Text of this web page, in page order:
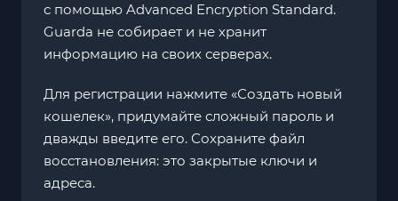
с помощью Advanced Encryption Standard.
Guarda не собирает и не хранит
информацию на своих серверах.
Для регистрации нажмите «Создать новый
кошелек», придумайте сложный пароль и
дважды введите его. Сохраните файл
восстановления: это закрытые ключи и
адреса.